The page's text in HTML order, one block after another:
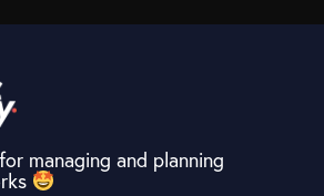
for managing and planning